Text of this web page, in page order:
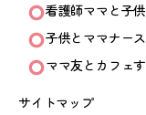
看護師ママと子
子供とママナー
ママ友とカフェ
サイトマップ